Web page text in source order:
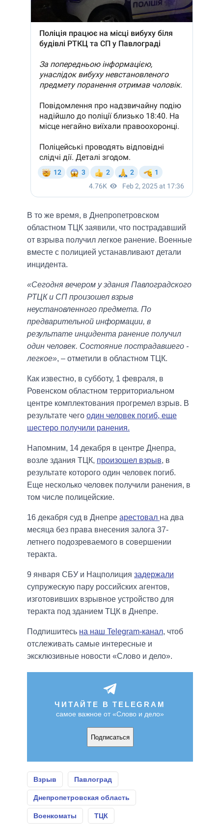
В то же время, в Днепропетровском
областном ТЦК заявили, что пострадавший
от взрыва получил легкое ранение. Военные
вместе с полицией устанавливают детали
инцидента.
«Сегодня вечером у здания Павлоградского
РТЦК и СП произошел взрыв
неустановленного предмета. По
предварительной информации, в
результате инцидента ранение получил
один человек. Состояние пострадавшего -
легкое», – отметили в областном ТЦК.
Как известно, в субботу, 1 февраля, в
Ровенском областном территориальном
центре комплектования прогремел взрыв. В
результате чего один человек погиб, еще
шестеро получили ранения.
Напомним, 14 декабря в центре Днепра,
возле здания ТЦК, произошел взрыв, в
результате которого один человек погиб.
Еще несколько человек получили ранения, в
том числе полицейские.
16 декабря суд в Днепре арестовал на два
месяца без права внесения залога 37-
летнего подозреваемого в совершении
теракта.
9 января СБУ и Нацполиция задержали
супружескую пару российских агентов,
изготовивших взрывное устройство для
теракта под зданием ТЦК в Днепре.
Подпишитесь на наш Telegram-канал, чтоб
отслеживать самые интересные и
эксклюзивные новости «Слово и дело».
ЧИТАЙТЕ В TELEGRAM
самое важное от «Слово и дело»
Подписаться
Взрыв Павлоград
Днепропетровская область
Военкоматы ТЦК